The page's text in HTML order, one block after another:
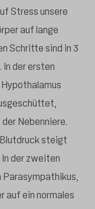
Stress unsere
auf lange
Schritte sind in 3
der ersten
Nebenniere.
steigt
der zweiten
Parasympathikus,
auf ein normales